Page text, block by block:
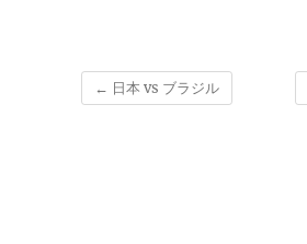
← 日本 vs ブラジル